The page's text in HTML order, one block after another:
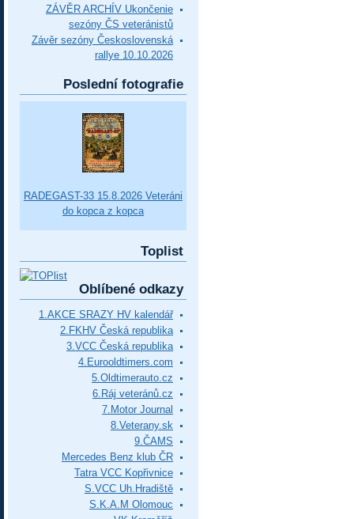
ZÁVĚR ARCHÍV Ukončenie
sezóny ČS veteránistů
Závěr sezóny Československá
rallye 10.10.2026
Poslední fotografie
RADEGAST-33 15.8.2026 Veteráni
do kopca z kopca
Toplist
Oblíbené odkazy
1.AKCE SRAZY HV kalendář
2.FKHV Česká republika
3.VCC Česká republika
4.Eurooldtimers.com
5.Oldtimerauto.cz
6.Ráj veteránů.cz
7.Motor Journal
8.Veterany.sk
9.ČAMS
Mercedes Benz klub ČR
Tatra VCC Kopřivnice
S.VCC Uh.Hradiště
S.K.A.M Olomouc